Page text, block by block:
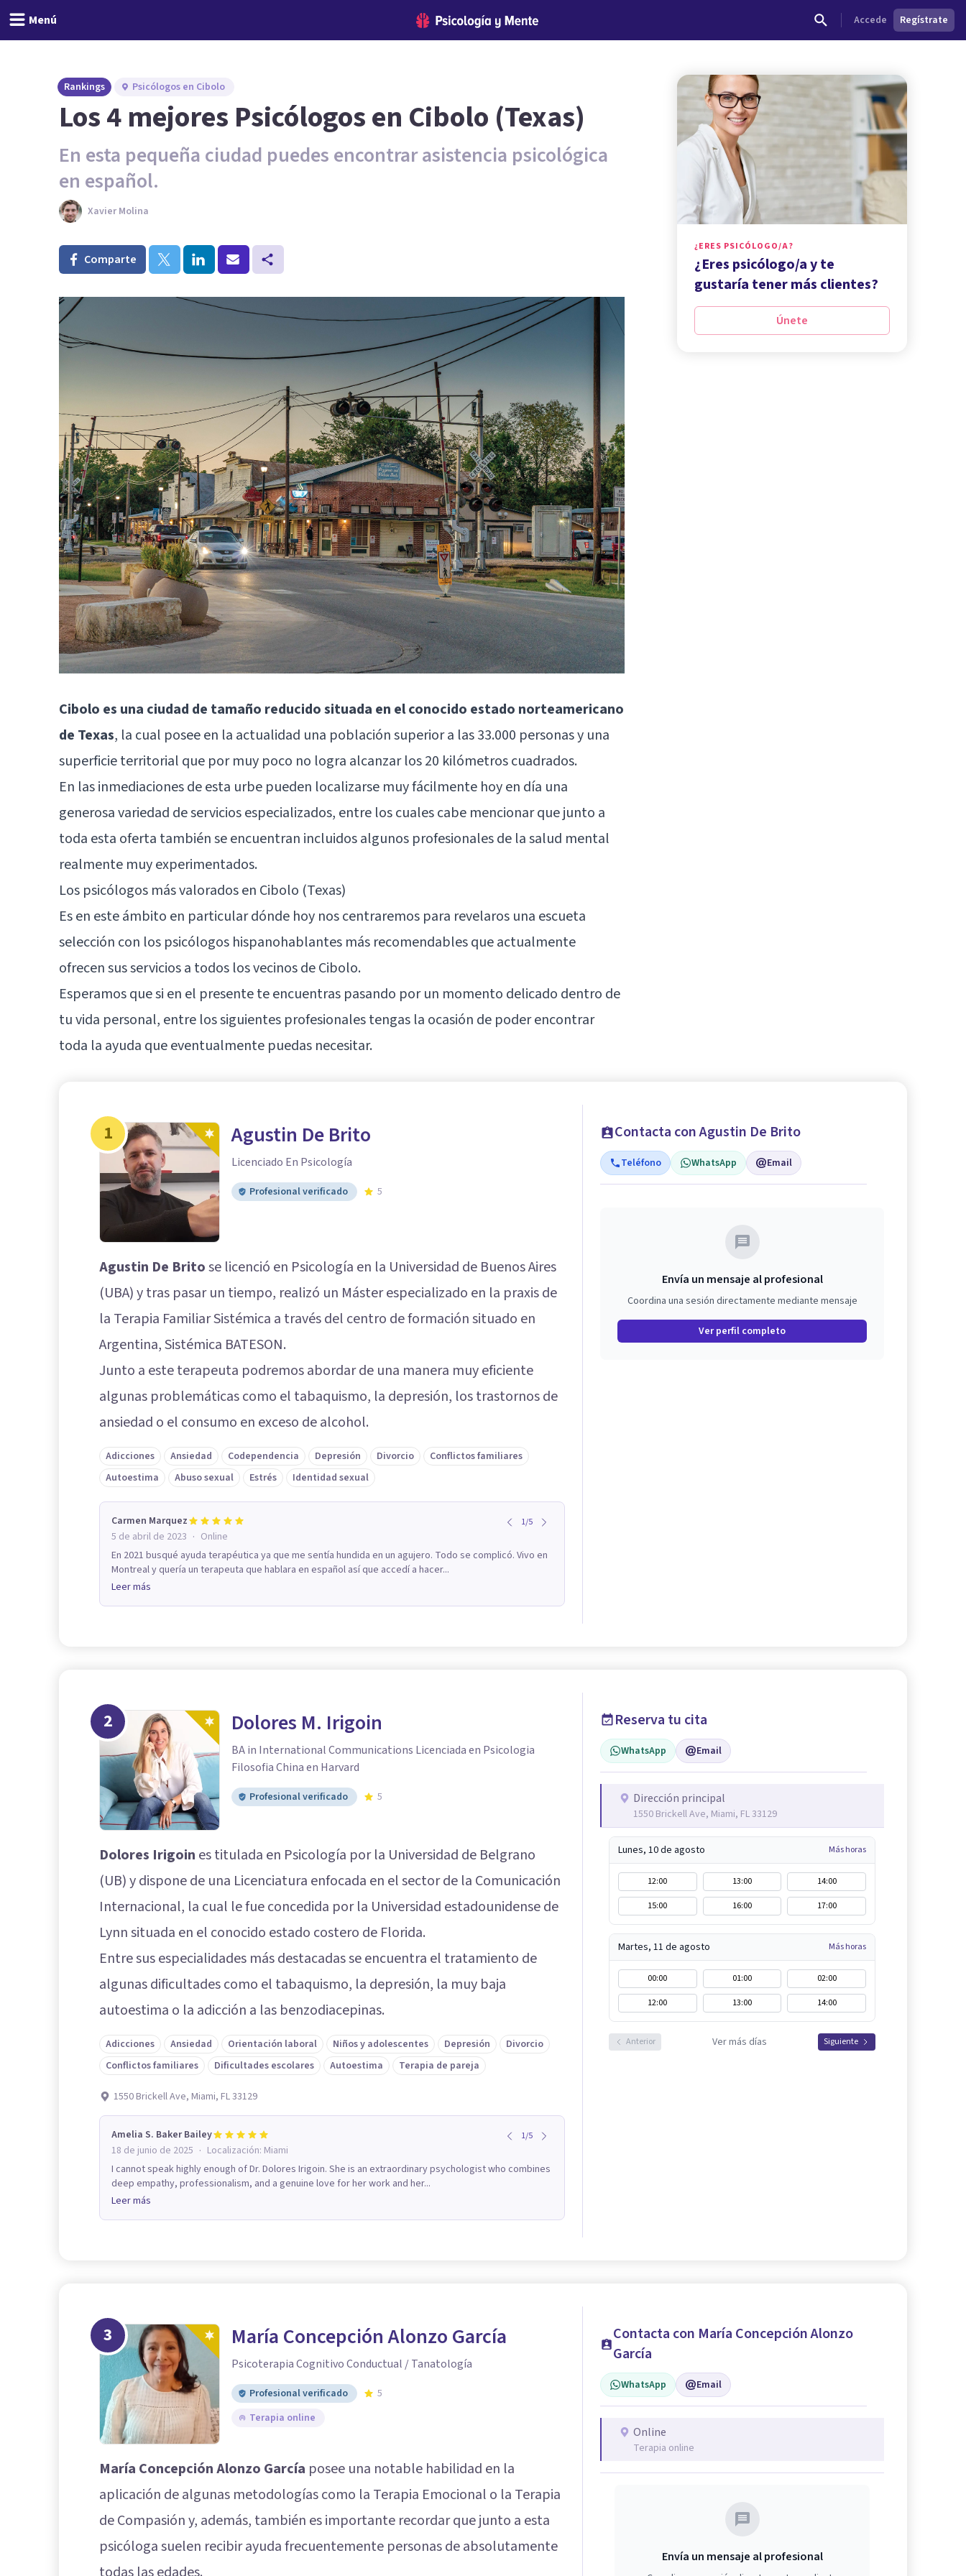
Menú Accede Regístrate
Rankings Psicólogos en Cibolo
Los 4 mejores Psicólogos en Cibolo (Texas)
En esta pequeña ciudad puedes encontrar asistencia psicológica
en español.
Xavier Molina
Comparte
Cibolo es una ciudad de tamaño reducido situada en el conocido estado norteamericano
de Texas, la cual posee en la actualidad una población superior a las 33.000 personas y una
superficie territorial que por muy poco no logra alcanzar los 20 kilómetros cuadrados.
En las inmediaciones de esta urbe pueden localizarse muy fácilmente hoy en día una
generosa variedad de servicios especializados, entre los cuales cabe mencionar que junto a
toda esta oferta también se encuentran incluidos algunos profesionales de la salud mental
realmente muy experimentados.
Los psicólogos más valorados en Cibolo (Texas)
Es en este ámbito en particular dónde hoy nos centraremos para revelaros una escueta
selección con los psicólogos hispanohablantes más recomendables que actualmente
ofrecen sus servicios a todos los vecinos de Cibolo.
Esperamos que si en el presente te encuentras pasando por un momento delicado dentro de
tu vida personal, entre los siguientes profesionales tengas la ocasión de poder encontrar
toda la ayuda que eventualmente puedas necesitar.
¿ERES PSICÓLOGO/A?
¿Eres psicólogo/a y te
gustaría tener más clientes?
Únete
1 Agustin De Brito
Licenciado En Psicología
Profesional verificado 5
Agustin De Britose licenció en Psicología en la Universidad de Buenos Aires
(UBA) y tras pasar un tiempo, realizó un Máster especializado en la praxis de
la Terapia Familiar Sistémica a través del centro de formación situado en
Argentina, Sistémica BATESON.
Junto a este terapeuta podremos abordar de una manera muy eficiente
algunas problemáticas como el tabaquismo, la depresión, los trastornos de
ansiedad o el consumo en exceso de alcohol.
Adicciones Ansiedad Codependencia Depresión Divorcio
Conflictos familiares
Autoestima
Abuso sexual Estrés Identidad sexual
Carmen Marquez 1/5
5 de abril de 2023 · Online
En 2021 busqué ayuda terapéutica ya que me sentía hundida en un agujero. Todo se complicó. Vivo en
Montreal y quería un terapeuta que hablara en español así que accedí a hacer...
Leer más
Contacta con Agustin De Brito
Teléfono WhatsApp Email
Envía un mensaje al profesional
Coordina una sesión directamente mediante mensaje
Ver perfil completo
2 Dolores M. Irigoin
BA in International Communications Licenciada en Psicologia
Filosofia China en Harvard
Profesional verificado 5
Dolores Irigoin es titulada en Psicología por la Universidad de Belgrano
(UB) y dispone de una Licenciatura enfocada en el sector de la Comunicación
Internacional, la cual le fue concedida por la Universidad estadounidense de
Lynn situada en el conocido estado costero de Florida.
Entre sus especialidades más destacadas se encuentra el tratamiento de
algunas dificultades como el tabaquismo, la depresión, la muy baja
autoestima o la adicción a las benzodiacepinas.
Adicciones Ansiedad Orientación laboral Niños y adolescentes Depresión
Divorcio
Conflictos familiares
Dificultades escolares Autoestima Terapia de pareja
1550 Brickell Ave, Miami, FL 33129
Amelia S. Baker Bailey 1/5
18 de junio de 2025 · Localización: Miami
I cannot speak highly enough of Dr. Dolores Irigoin. She is an extraordinary psychologist who combines
deep empathy, professionalism, and a genuine love for her work and her...
Leer más
Reserva tu cita
WhatsApp Email
Dirección principal
1550 Brickell Ave, Miami, FL 33129
Lunes, 10 de agosto Más horas
12:00 13:00
14:00
15:00
16:00 17:00
Martes, 11 de agosto Más horas
00:00 01:00
02:00
12:00
13:00 14:00
Anterior Ver más días Siguiente
3 María Concepción Alonzo García
Psicoterapia Cognitivo Conductual / Tanatología
Profesional verificado
5
Terapia online
María Concepción Alonzo García posee una notable habilidad en la
aplicación de algunas metodologías como la Terapia Emocional o la Terapia
de Compasión y, además, también es importante recordar que junto a esta
psicóloga suelen recibir ayuda frecuentemente personas de absolutamente
Contacta con María Concepción Alonzo
García
WhatsApp Email
Online
Terapia online
Envía un mensaje al profesional